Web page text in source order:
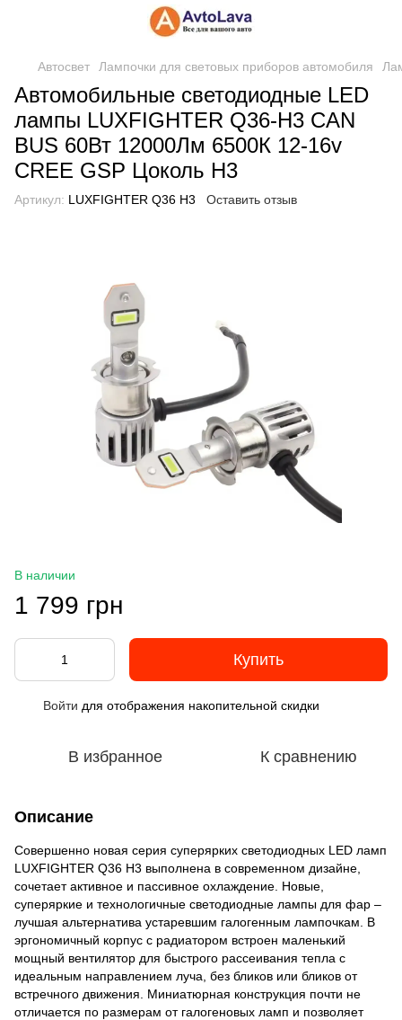
Автосвет Лампочки для световых приборов автомобиля
Автомобильные светодиодные LED
лампы LUXFIGHTER Q36-H3 CAN
BUS 60Вт 12000Лм 6500К 12-16v
CREE GSP Цоколь H3
Артикул: LUXFIGHTER Q36 H3 Оставить отзыв
В наличии
1 799 грн
Купить
Войти для отображения накопительной скидки
В избранное К сравнению
Описание
Совершенно новая серия суперярких светодиодных LED ламп
LUXFIGHTER Q36 H3 выполнена в современном дизайне,
сочетает активное и пассивное охлаждение. Новые,
суперяркие и технологичные светодиодные лампы для фар –
лучшая альтернатива устаревшим галогенным лампочкам. В
эргономичный корпус с радиатором встроен маленький
мощный вентилятор для быстрого рассеивания тепла с
идеальным направлением луча, без бликов или бликов от
встречного движения. Миниатюрная конструкция почти не
отличается по размерам от галогеновых ламп и позволяет